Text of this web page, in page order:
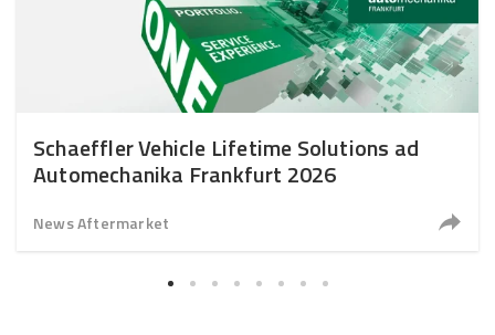
Schaeffler Vehicle Lifetime Solutions ad
Automechanika Frankfurt 2026
News Aftermarket